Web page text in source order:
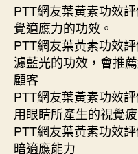
PTT網友葉黃素功效
覺適應力的功效。
PTT網友葉黃素功效
濾藍光的功效，會推
顧客
PTT網友葉黃素功效
用眼睛所產生的視覺
PTT網友葉黃素功效
暗適應能力